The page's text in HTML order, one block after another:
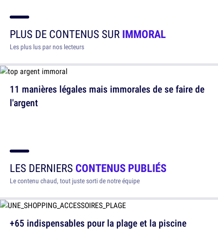
PLUS DE CONTENUS SURIMMORAL
Les plus lus par nos lecteurs
11 manières légales mais immorales de se faire de
l'argent
LES DERNIERS CONTENUS PUBLIÉS
Le contenu chaud, tout juste sorti de notre équipe
+65 indispensables pour la plage et la piscine